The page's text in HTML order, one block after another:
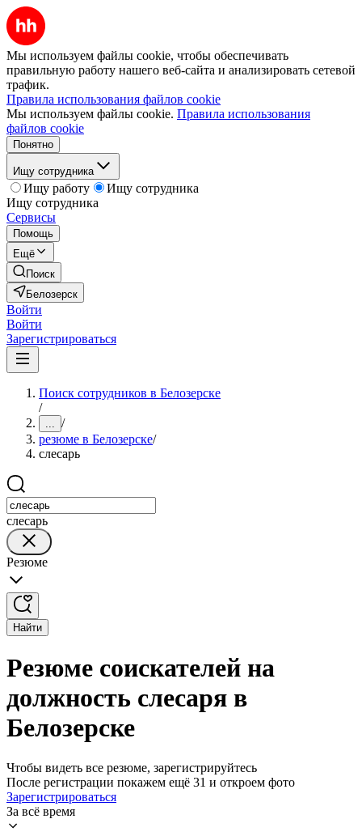
Мы используем файлы cookie, чтобы обеспечивать
правильную работу нашего веб-сайта и анализировать сетевой
трафик.
Правила использования файлов cookie
Мы используем файлы cookie. Правила использования
файлов cookie
Понятно
Ищу сотрудника
Ищу работу
Ищу сотрудника
Ищу сотрудника
Сервисы
Помощь
Ещё
Поиск
Белозерск
Войти
Войти
Зарегистрироваться
Поиск сотрудников в Белозерске
/
... /
резюме в Белозерске/
слесарь
слесарь
Резюме
Найти
Резюме соискателей на
должность слесаря в
Белозерске
Чтобы видеть все резюме, зарегистрируйтесь
После регистрации покажем ещё 31 и откроем фото
Зарегистрироваться
За всё время